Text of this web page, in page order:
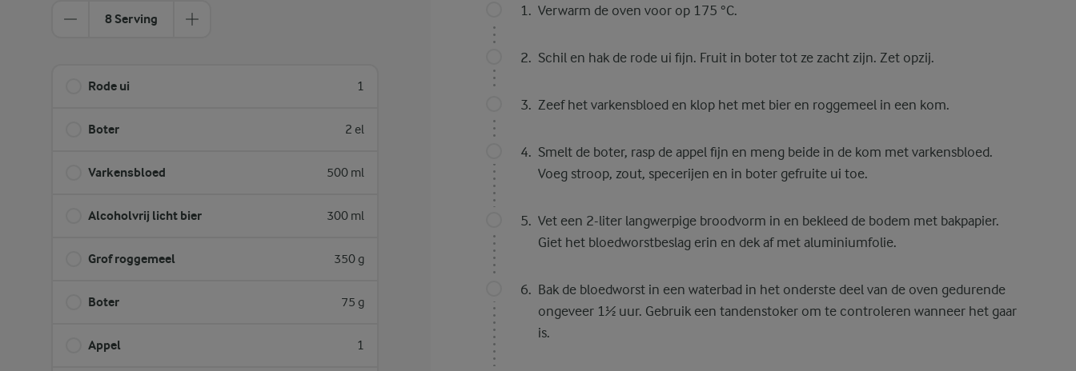
8 Serving
Rode ui 1
Boter 2 el
Varkensbloed 500 ml
Alcoholvrij licht bier 300 ml
Grof roggemeel 350 g
Boter 75 g
Appel 1
Verwarm de oven voor op 175 °C.
Schil en hak de rode ui fijn. Fruit in boter tot ze zacht zijn. Zet opzij.
Zeef het varkensbloed en klop het met bier en roggemeel in een kom.
Smelt de boter, rasp de appel fijn en meng beide in de kom met varkensbloed.
Voeg stroop, zout, specerijen en in boter gefruite ui toe.
Vet een 2-liter langwerpige broodvorm in en bekleed de bodem met bakpapier.
Giet het bloedworstbeslag erin en dek af met aluminiumfolie.
Bak de bloedworst in een waterbad in het onderste deel van de oven gedurende
ongeveer 1½ uur. Gebruik een tandenstoker om te controleren wanneer het gaar
is.